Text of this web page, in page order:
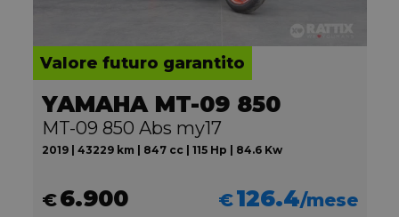
Valore futuro garantito
YAMAHA MT-09 850
MT-09 850 Abs my17
2019 | 43229 km | 847 cc | 115 Hp | 84.6 Kw
€6.900 €126.4/mese